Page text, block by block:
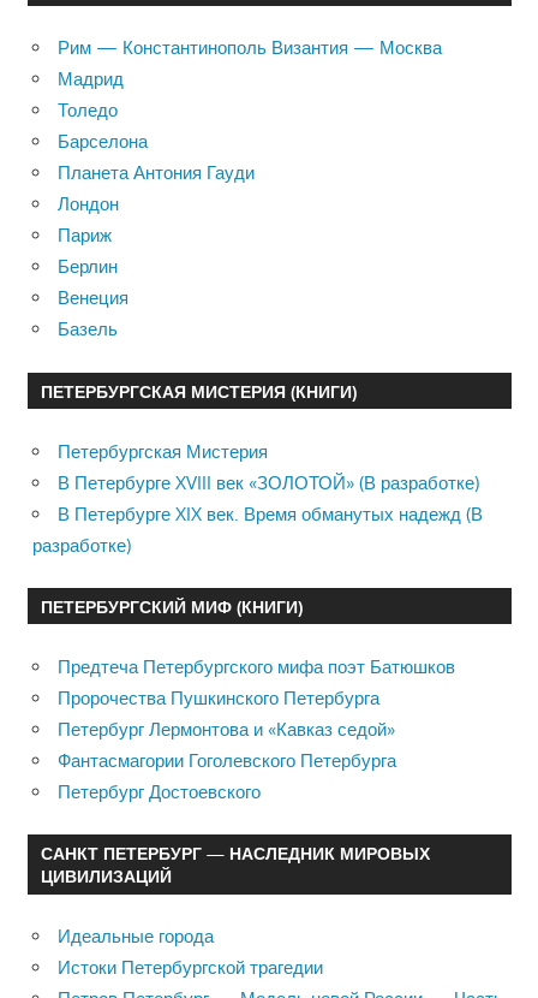
Рим — Константинополь Византия — Москва
Мадрид
Толедо
Барселона
Планета Антония Гауди
Лондон
Париж
Берлин
Венеция
Базель
ПЕТЕРБУРГСКАЯ МИСТЕРИЯ (КНИГИ)
Петербургская Мистерия
В Петербурге XVIII век «ЗОЛОТОЙ» (В разработке)
В Петербурге XIX век. Время обманутых надежд (В
разработке)
ПЕТЕРБУРГСКИЙ МИФ (КНИГИ)
Предтеча Петербургского мифа поэт Батюшков
Пророчества Пушкинского Петербурга
Петербург Лермонтова и «Кавказ седой»
Фантасмагории Гоголевского Петербурга
Петербург Достоевского
САНКТ ПЕТЕРБУРГ — НАСЛЕДНИК МИРОВЫХ
ЦИВИЛИЗАЦИЙ
Идеальные города
Истоки Петербургской трагедии